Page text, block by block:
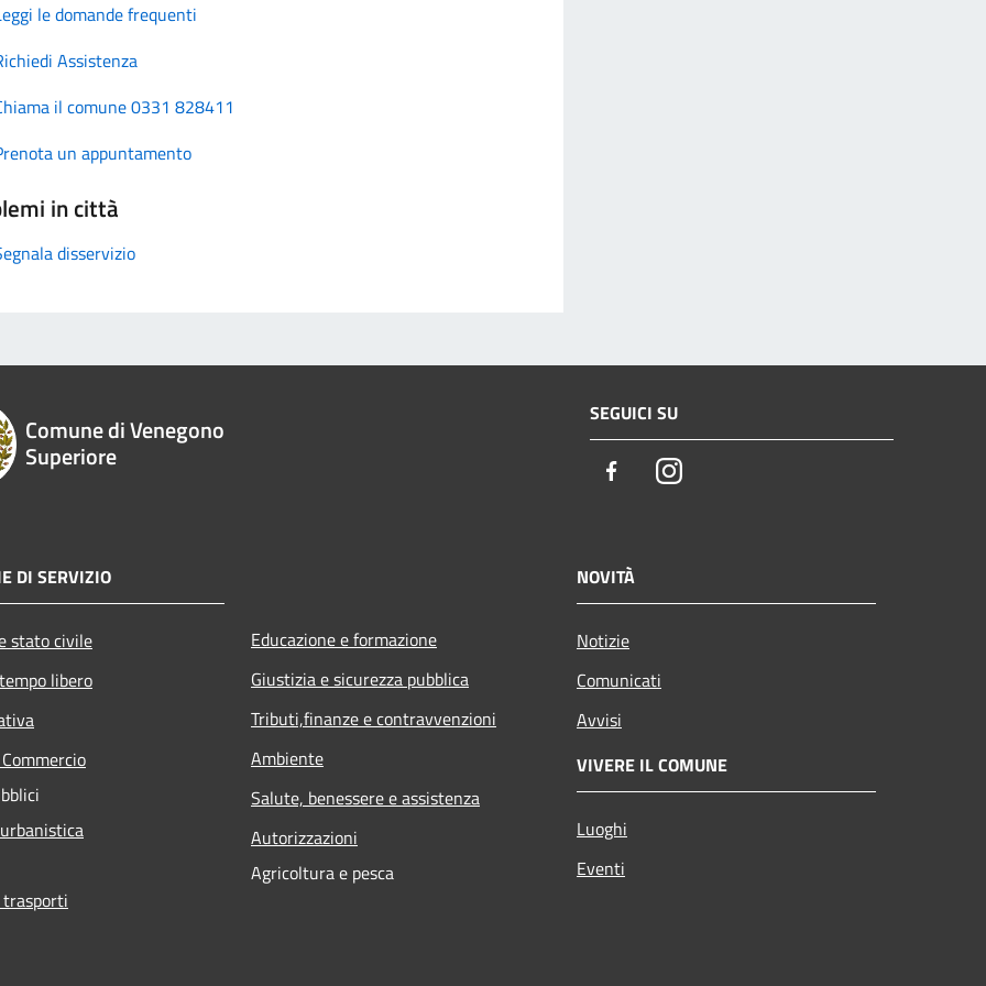
le domande frequenti
Assistenza
il comune 0331 828411
un appuntamento
in città
disservizio
Comune di Venegono
Superiore
SEGUICI SU
FacebookInstagram
DI SERVIZIO
stato civile
libero
Educazione e formazione
Giustizia e sicurezza pubblica
Tributi,finanze e contravvenzioni
Ambiente
Salute, benessere e assistenza
Autorizzazioni
Agricoltura e pesca
NOVITÀ
Notizie
Comunicati
Avvisi
VIVERE IL COMUNE
Luoghi
Eventi